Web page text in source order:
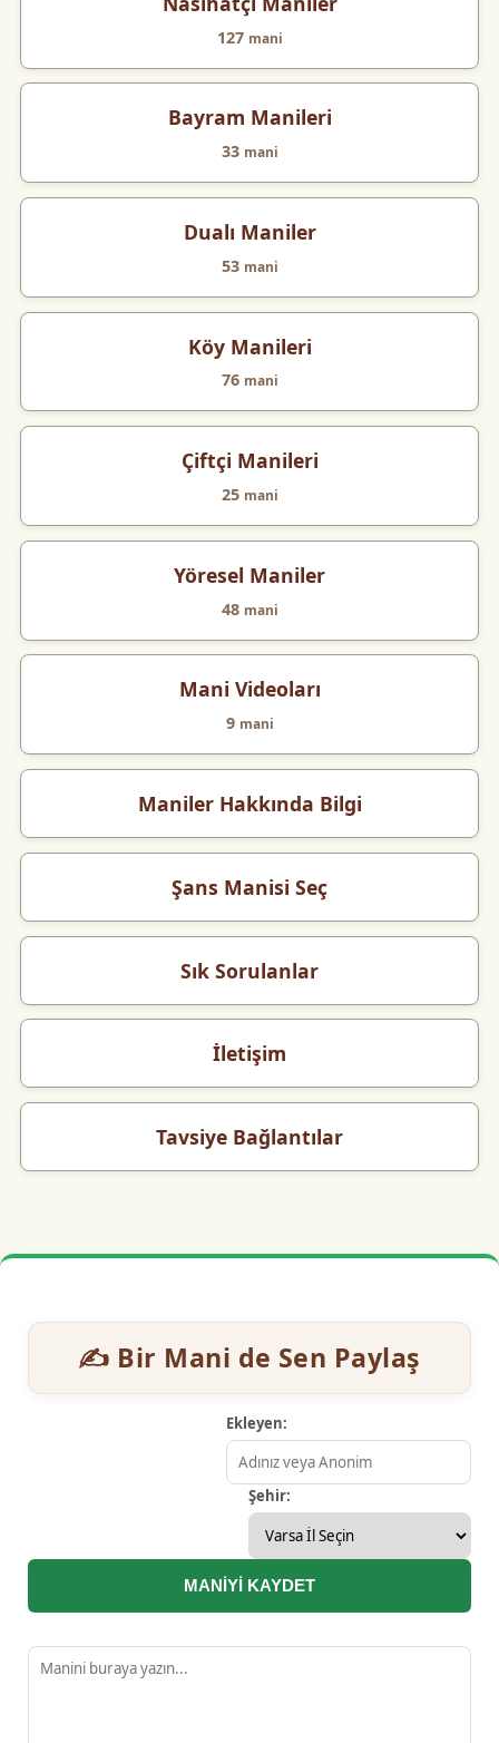
127 mani
Bayram Manileri
33 mani
Dualı Maniler
53 mani
Köy Manileri
76 mani
Çiftçi Manileri
25 mani
Yöresel Maniler
48 mani
Mani Videoları
9 mani
Maniler Hakkında Bilgi
Şans Manisi Seç
Sık Sorulanlar
İletişim
Tavsiye Bağlantılar
✍️ Bir Mani de Sen Paylaş
Ekleyen:
Şehir:
MANİYİ KAYDET